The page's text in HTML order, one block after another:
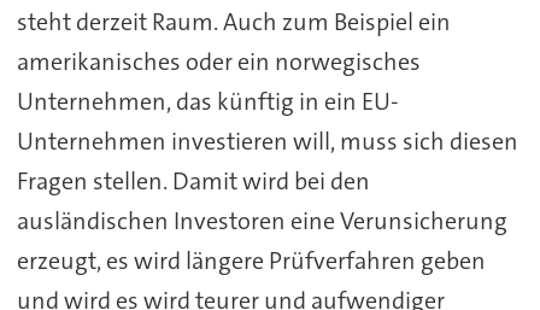
steht derzeit Raum. Auch zum Beispiel ein
amerikanisches oder ein norwegisches
Unternehmen, das künftig in ein EU-
Unternehmen investieren will, muss sich diesen
Fragen stellen. Damit wird bei den
ausländischen Investoren eine Verunsicherung
erzeugt, es wird längere Prüfverfahren geben
und wird es wird teurer und aufwendiger